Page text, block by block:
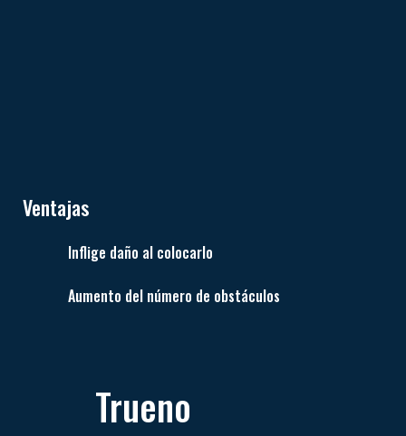
Ventajas
Inflige daño al colocarlo
Aumento del número de obstáculos
Trueno